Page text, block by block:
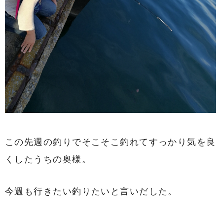
この先週の釣りでそこそこ釣れてすっかり気を良
くしたうちの奥様。
今週も行きたい釣りたいと言いだした。